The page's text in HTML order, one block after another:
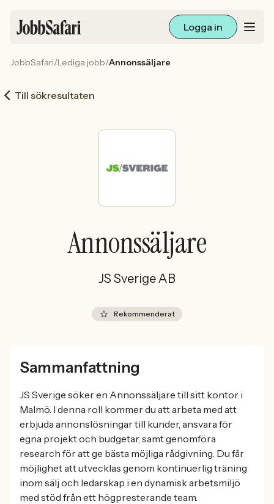
Logga in
Arbetsliv och karriär
För arbetsgivare
Sök med AI
Ny här? Skapa konto
JobbSafari/Lediga jobb/Annonssäljare
Till sökresultaten
Annonssäljare
JS Sverige AB
Rekommenderat
Sammanfattning
JS Sverige söker en Annonssäljare till sitt kontor i
Malmö. I denna roll kommer du att arbeta med att
erbjuda annonslösningar till kunder, ansvara för
egna projekt och budgetar, samt genomföra
research för att ge bästa möjliga rådgivning. Du får
möjlighet att utvecklas genom kontinuerlig träning
inom sälj och ledarskap i en dynamisk arbetsmiljö
med stöd från ett högpresterande team.